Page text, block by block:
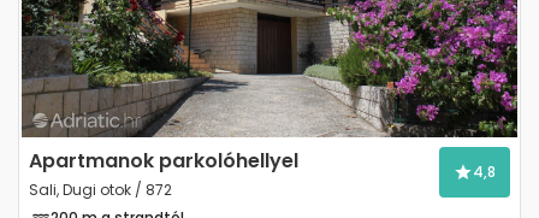
Apartmanok parkolóhellyel
Sali, Dugi otok / 872
4,8